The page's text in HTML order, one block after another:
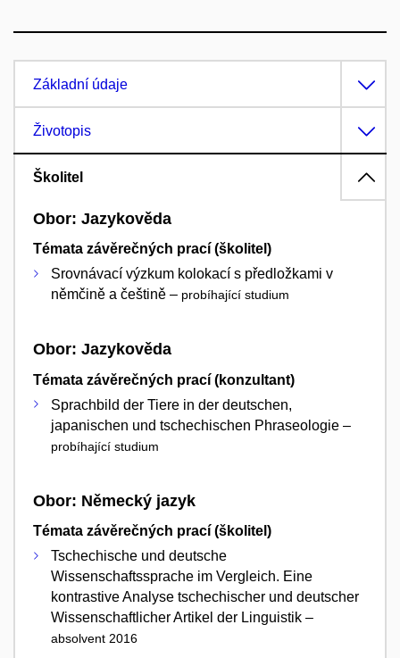
Základní údaje
Životopis
Školitel
Obor: Jazykověda
Témata závěrečných prací (školitel)
Srovnávací výzkum kolokací s předložkami v
němčině a češtině – probíhající studium
Obor: Jazykověda
Témata závěrečných prací (konzultant)
Sprachbild der Tiere in der deutschen,
japanischen und tschechischen Phraseologie –
probíhající studium
Obor: Německý jazyk
Témata závěrečných prací (školitel)
Tschechische und deutsche
Wissenschaftssprache im Vergleich. Eine
kontrastive Analyse tschechischer und deutscher
Wissenschaftlicher Artikel der Linguistik –
absolvent 2016